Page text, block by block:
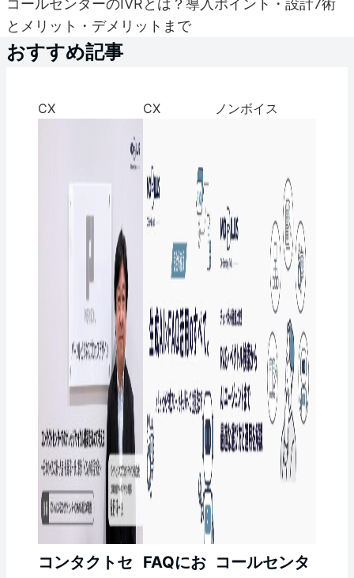
コールセンターのIVRとは？導入ポイント・設計7術
とメリット・デメリットまで
おすすめ記事
CX
コンタクトセ
CX
FAQにお
ノンボイス
コールセンタ